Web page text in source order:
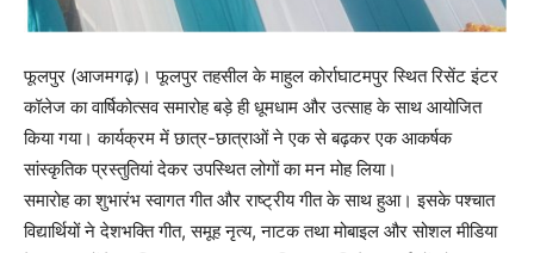
फूलपुर (आजमगढ़)। फूलपुर तहसील के माहुल कोर्राघाटमपुर स्थित रिसेंट इंटर
कॉलेज का वार्षिकोत्सव समारोह बड़े ही धूमधाम और उत्साह के साथ आयोजित
किया गया। कार्यक्रम में छात्र-छात्राओं ने एक से बढ़कर एक आकर्षक
सांस्कृतिक प्रस्तुतियां देकर उपस्थित लोगों का मन मोह लिया।
समारोह का शुभारंभ स्वागत गीत और राष्ट्रीय गीत के साथ हुआ। इसके पश्चात
विद्यार्थियों ने देशभक्ति गीत, समूह नृत्य, नाटक तथा मोबाइल और सोशल मीडिया